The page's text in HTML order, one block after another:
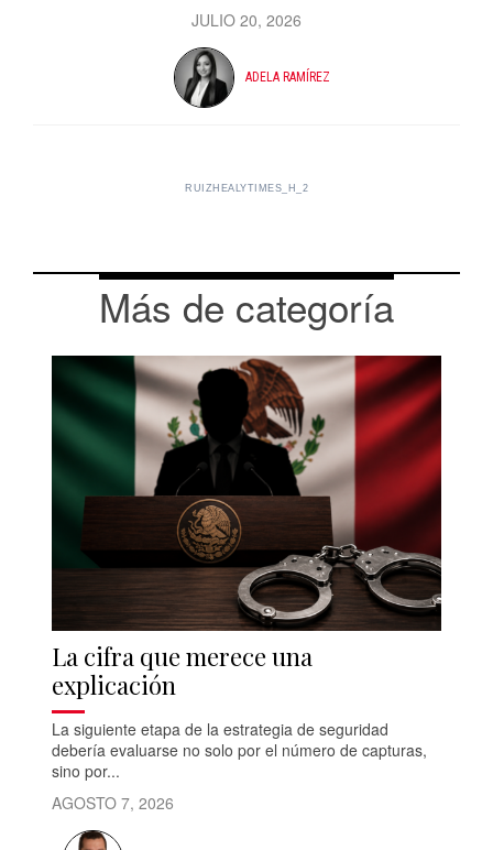
JULIO 20, 2026
ADELA RAMÍREZ
RUIZHEALYTIMES_H_2
Más de categoría
La cifra que merece una
explicación
La siguiente etapa de la estrategia de seguridad
debería evaluarse no solo por el número de capturas,
sino por...
AGOSTO 7, 2026